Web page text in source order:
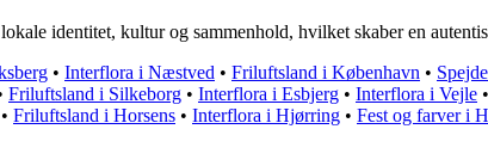
identitet, kultur og sammenhold, hvilket skaber en
• Interflora i Næstved • Friluftsland i København •
Friluftsland i Silkeborg • Interflora i Esbjerg • Interflora i Vejle •
• Friluftsland i Horsens • Interflora i Hjørring • Fest og farver i